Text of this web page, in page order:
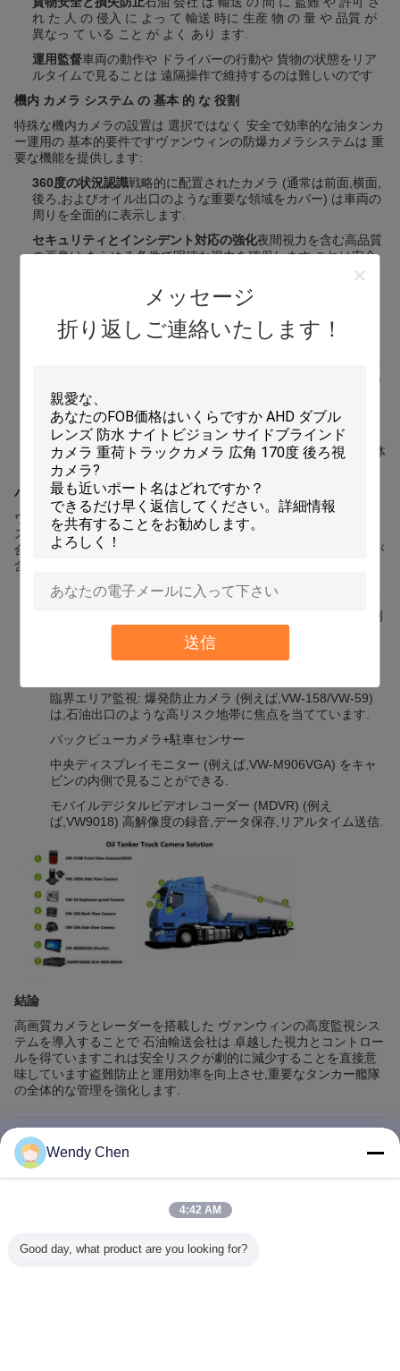
メッセージ
折り返しご連絡いたします！
送信
れ た 人 の 侵入 に よっ て 輸送 時に 生産 物 の 量 や 品質 が
異なっ て いる こと が よく あり ます.
運用監督車両の動作や ドライバーの行動や 貨物の状態をリア
ルタイムで見ることは 遠隔操作で維持するのは難しいのです
機内 カメラ システム の 基本 的 な 役割
特殊な機内カメラの設置は 選択ではなく 安全で効率的な油タンカ
ー運用の 基本的要件ですヴァンウィンの防爆カメラシステムは 重
要な機能を提供します:
360度の状況認識戦略的に配置されたカメラ (通常は前面,横面,
後ろ,およびオイル出口のような重要な領域をカバー) は車両の
周りを全面的に表示します.
セキュリティとインシデント対応の強化夜間視力を含む高品質
の画像は,あらゆる条件で明確な視力を確保します.これは安全
な操縦 (特に後退) に不可欠であり,事故や危険物質の緊急事態
の場合,重要な視覚的証拠を提供します.統合された通信機能は,
緊急サービスとの連携も容易にする.
リアルタイム 貨物セキュリティ 盗難対策
貨物室の継続的な監
視は,盗難の試みをリアルタイムで阻止し,検出します.カメラシ
ステムに統合されたセンサー (例えば,輸送中に指定された路線
で任意の不正アクセスまたは改変に対するアラートを誘発する
ことができます..
運用効率と説明責任の向上:配達プロセスや貨物処理の検証可
能な記録を提供することで カメラは量/品質に関する紛争を解
決し ドライバーの説明責任を改善します石油会社にとって全体
的な艦隊管理を合理化すること.
バンウィンの総合的なタンカー監視ソリューション
ヴァンウィン・オイル・タンカー・トラック・モニタリング・シ
ステム (Vanwin Oil Tanker Truck Monitoring System) は,個別で統
合されたアプローチを提供しています.堅牢な構成には,通常以下が
含まれます.
多角ビデオカバー: 主要な構成要素は,しばしば以下を含みます.
道路の観察と運転手支援のためのフロントビューカメラ (例
えば,VW-210B)
サイドビューカメラ (例えば,防水型VW-206) 盲点モニタリ
臨界エリア監視: 爆発防止カメラ (例えば,VW-158/VW-59)
は,石油出口のような高リスク地帯に焦点を当てています.
バックビューカメラ+駐車センサー
中央ディスプレイモニター (例えば,VW-M906VGA) をキャ
ビンの内側で見ることができる.
モバイルデジタルビデオレコーダー (MDVR) (例え
ば,VW9018) 高解像度の録音,データ保存,リアルタイム送信.
結論
高画質カメラとレーダーを搭載した ヴァンウィンの高度監視シス
テムを導入することで 石油輸送会社は 卓越した視力とコントロー
ルを得ていますこれは安全リスクが劇的に減少することを直接意
味しています盗難防止と運用効率を向上させ,重要なタンカー艦隊
の全体的な管理を強化します.
推薦されたプロダクト
Wendy Chen
4:42 AM
Good day, what product are you looking for?